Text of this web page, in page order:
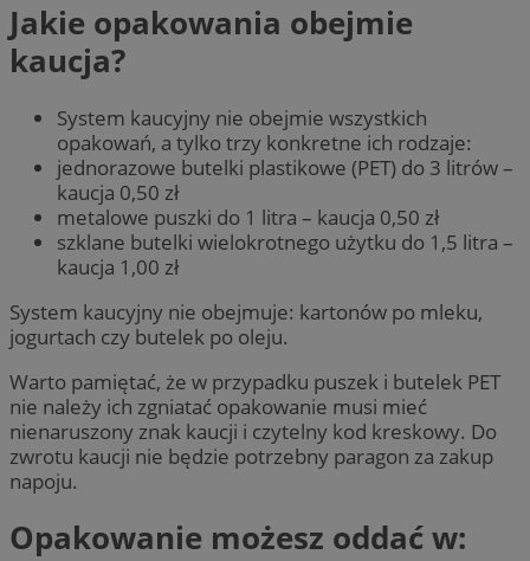
Jakie opakowania obejmie
kaucja?
System kaucyjny nie obejmie wszystkich
opakowań, a tylko trzy konkretne ich rodzaje:
jednorazowe butelki plastikowe (PET) do 3 litrów –
kaucja 0,50 zł
metalowe puszki do 1 litra – kaucja 0,50 zł
szklane butelki wielokrotnego użytku do 1,5 litra –
kaucja 1,00 zł
System kaucyjny nie obejmuje: kartonów po mleku,
jogurtach czy butelek po oleju.
Warto pamiętać, że w przypadku puszek i butelek PET
nie należy ich zgniatać opakowanie musi mieć
nienaruszony znak kaucji i czytelny kod kreskowy. Do
zwrotu kaucji nie będzie potrzebny paragon za zakup
napoju.
Opakowanie możesz oddać w: